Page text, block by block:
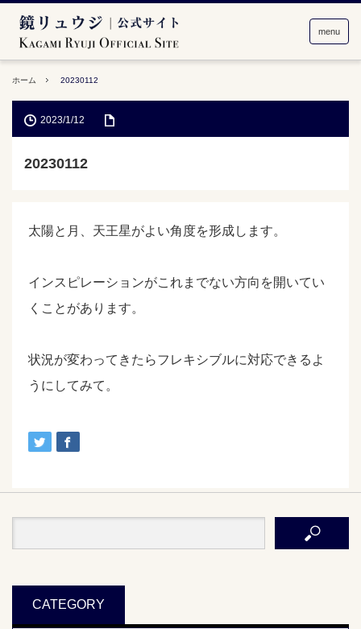
menu
ホーム 20230112
2023/1/12
20230112
太陽と月、天王星がよい角度を形成します。
インスピレーションがこれまでない方向を開いてい
くことがあります。
状況が変わってきたらフレキシブルに対応できるよ
うにしてみて。
CATEGORY